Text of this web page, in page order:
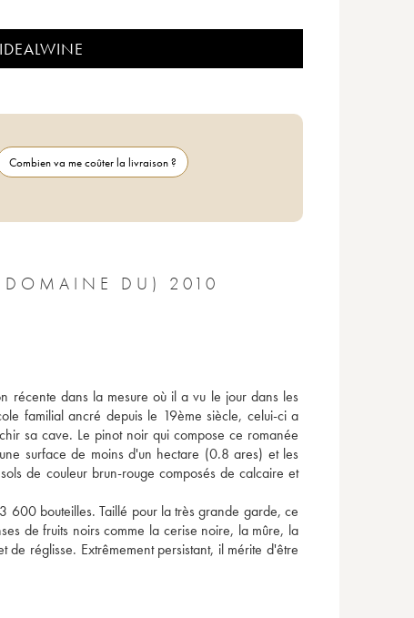
Combien va me coûter la livraison ?
DU) 2010
récente dans la mesure où il a vu le jour dans les
familial ancré depuis le 19ème siècle, celui-ci a
sa cave. Le pinot noir qui compose ce romanée
surface de moins d'un hectare (0.8 ares) et les
de couleur brun-rouge composés de calcaire et
600 bouteilles. Taillé pour la très grande garde, ce
de fruits noirs comme la cerise noire, la mûre, la
de réglisse. Extrêmement persistant, il mérite d'être